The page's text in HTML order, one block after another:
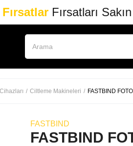
Fırsatları
Ciltleme Makineleri FASTBIND
FASTBIND
FASTBIND